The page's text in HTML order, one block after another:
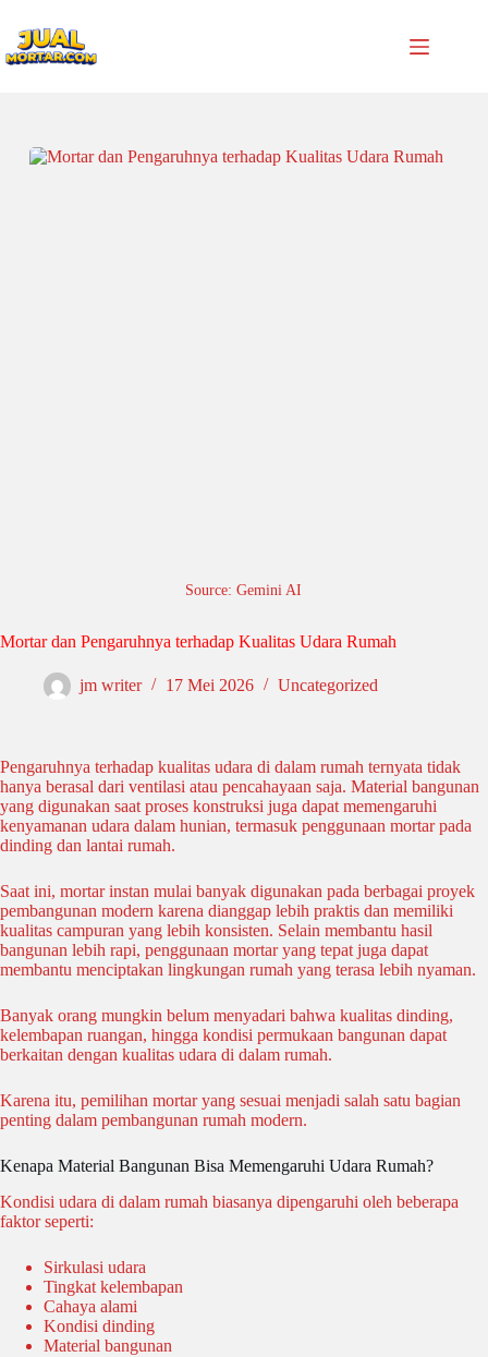
Source: Gemini AI
Mortar dan Pengaruhnya terhadap Kualitas Udara Rumah
jm writer 17 Mei 2026 Uncategorized
Pengaruhnya terhadap kualitas udara di dalam rumah ternyata tidak
hanya berasal dari ventilasi atau pencahayaan saja. Material bangunan
yang digunakan saat proses konstruksi juga dapat memengaruhi
kenyamanan udara dalam hunian, termasuk penggunaan mortar pada
dinding dan lantai rumah.
Saat ini, mortar instan mulai banyak digunakan pada berbagai proyek
pembangunan modern karena dianggap lebih praktis dan memiliki
kualitas campuran yang lebih konsisten. Selain membantu hasil
bangunan lebih rapi, penggunaan mortar yang tepat juga dapat
membantu menciptakan lingkungan rumah yang terasa lebih nyaman.
Banyak orang mungkin belum menyadari bahwa kualitas dinding,
kelembapan ruangan, hingga kondisi permukaan bangunan dapat
berkaitan dengan kualitas udara di dalam rumah.
Karena itu, pemilihan mortar yang sesuai menjadi salah satu bagian
penting dalam pembangunan rumah modern.
Kenapa Material Bangunan Bisa Memengaruhi Udara Rumah?
Kondisi udara di dalam rumah biasanya dipengaruhi oleh beberapa
faktor seperti:
Sirkulasi udara
Tingkat kelembapan
Cahaya alami
Kondisi dinding
Material bangunan